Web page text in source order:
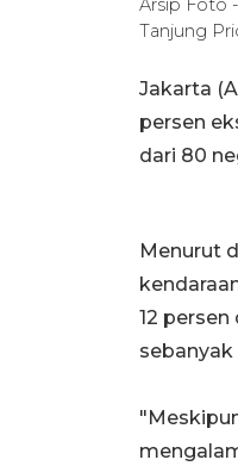
Arsip Foto
Tanjung
Jakarta
persen
dari 80
Menurut
12